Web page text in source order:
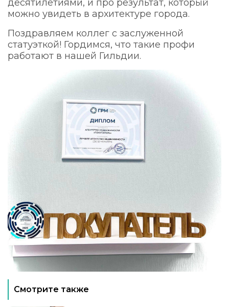
десятилетиями, и про результат, который
можно увидеть в архитектуре города.
Поздравляем коллег с заслуженной
статуэткой! Гордимся, что такие профи
работают в нашей Гильдии.
Смотрите также